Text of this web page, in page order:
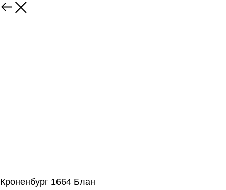
Кроненбург 1664 Блан